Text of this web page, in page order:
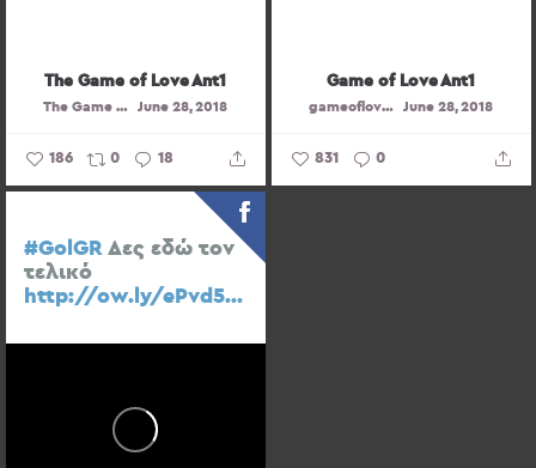
The Game of Love Ant1
The Game of Love Ant1 June 28, 2018
186 0 18
Game of Love Ant1
gameoflove_ant1 June 28, 2018
831 0
#GolGRΔες εδώ τον
τελικό
http://ow.ly/ePvd5...